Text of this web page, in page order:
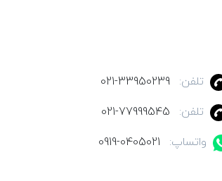
تلفن:
021-33950239
تلفن:
021-77999545
واتساپ:
0919-0405021